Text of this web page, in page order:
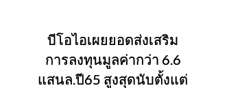
บีโอไอเผยยอดส่งเสริม
การลงทุนมูลค่ากว่า 6.6
แสนล.ปี65 สูงสุดนับตั้งแต่